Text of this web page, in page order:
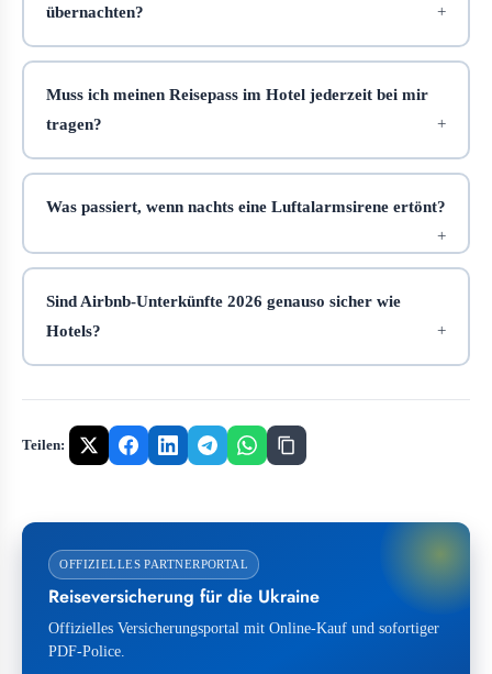
übernachten?
Muss ich meinen Reisepass im Hotel jederzeit bei mir
tragen?
Was passiert, wenn nachts eine Luftalarmsirene ertönt?
Sind Airbnb-Unterkünfte 2026 genauso sicher wie
Hotels?
Teilen:
OFFIZIELLES PARTNERPORTAL
Reiseversicherung für die Ukraine
Offizielles Versicherungsportal mit Online-Kauf und sofortiger
PDF-Police.